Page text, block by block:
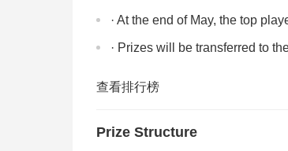
· At the end of May, the top
· Prizes will be transferred to
查看排行榜
Prize Structure